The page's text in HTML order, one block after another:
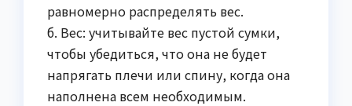
равномерно распределять вес.
б. Вес: учитывайте вес пустой сумки,
чтобы убедиться, что она не будет
напрягать плечи или спину, когда она
наполнена всем необходимым.